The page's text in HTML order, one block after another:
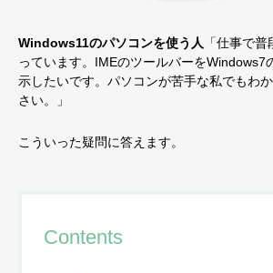
Windows11のパソコンを使う人 「仕事で
っています。IMEのツールバーをWindows7
示したいです。パソコンが苦手な私でもわ
さい。」
こういった疑問に答えます。
Contents